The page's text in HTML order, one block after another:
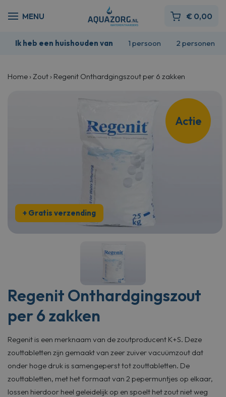
€0,00
Ik heb een huishouden van 1 persoon 2 personen
Home ›Zout › Regenit Onthardgingszout per 6 zakken
Actie
+ Gratis verzending
Regenit Onthardgingszout
per 6 zakken
Regenit is een merknaam van de zoutproducent K+S. Deze
zouttabletten zijn gemaakt van zeer zuiver vacuümzout dat
onder hoge druk is samengeperst tot zouttabletten. De
zouttabletten, met het formaat van 2 pepermuntjes op elkaar,
lossen hierdoor heel geleidelijk op en spoelt het zout niet weg